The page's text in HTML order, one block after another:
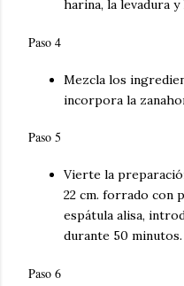
harina, la levadura y
Paso 4
Mezcla los
incorpora la
Paso 5
Vierte la
22 cm. forrado con
espátula alisa,
durante 50 minutos.
Paso 6